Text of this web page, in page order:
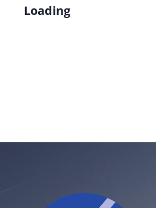
Skip Calendar
Loading - current view
Loading